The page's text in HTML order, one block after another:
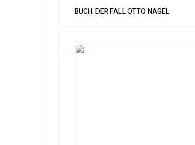
BUCH: DER FALL OTTO NAGEL